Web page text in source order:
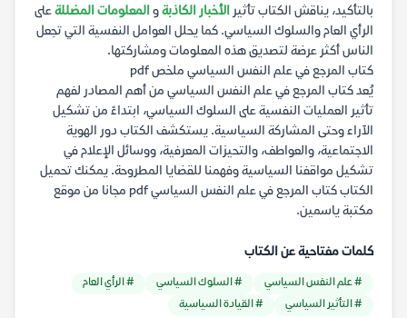
بالتأكيد، يناقش الكتاب تأثير الأخبار الكاذبةوالمعلومات المضللةعلى
الرأي العام والسلوك السياسي. كما يحلل العوامل النفسية التي تجعل
الناس أكثر عرضة لتصديق هذه المعلومات ومشاركتها.
كتاب المرجع في علم النفس السياسي ملخص pdf
يُعد كتاب المرجع في علم النفس السياسي من أهم المصادر لفهم
تأثير العمليات النفسية على السلوك السياسي، ابتداءً من تشكيل
الآراء وحتى المشاركة السياسية. يستكشف الكتاب دور الهوية
الاجتماعية، والعواطف، والتحيزات المعرفية، ووسائل الإعلام في
تشكيل مواقفنا السياسية وفهمنا للقضايا المطروحة. يمكنك تحميل
الكتاب كتاب المرجع في علم النفس السياسي pdf مجانا من موقع
مكتبة ياسمين.
كلمات مفتاحية عن الكتاب
# علم النفس السياسي # السلوك السياسي
# الرأي العام
# التأثير السياسي
# القيادة السياسية